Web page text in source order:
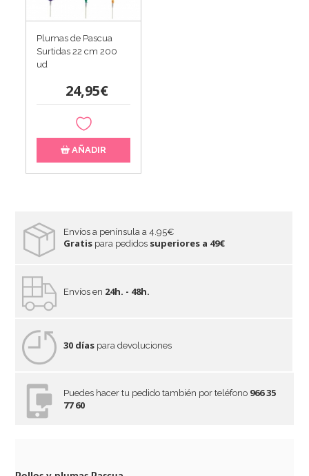
Plumas de Pascua
Surtidas 22 cm 200
ud
24,95€
AÑADIR
Envíos a península a 4.95€
Gratis para pedidos superiores a 49€
Envíos en 24h. - 48h.
30 días para devoluciones
Puedes hacer tu pedido también por teléfono 966 35
77 60